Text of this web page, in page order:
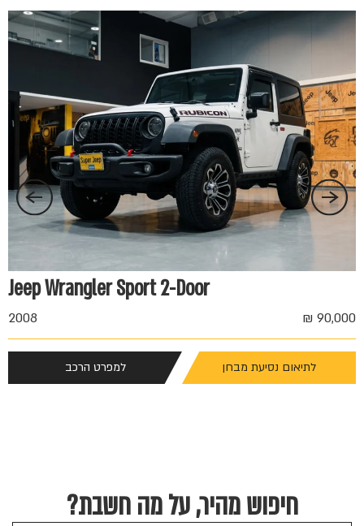
Jeep Wrangler Sport 2-Door
90,000 ₪
2008
לתיאום נסיעת מבחן למפרט הרכב
חיפוש מהיר, על מה חשבת?